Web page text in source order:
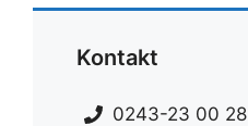
Kontakt
0243-23 00 28